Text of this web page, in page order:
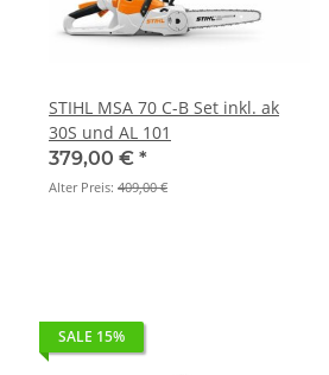
STIHL MSA 70 C-B Set inkl. ak
30S und AL 101
379,00 € *
Alter Preis: 409,00 €
SALE 15%